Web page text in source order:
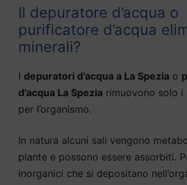
Il depuratore d’acqua o
purificatore d’acqua
minerali?
I depuratori d’acqua a La Spezia o
d’acqua La Spezia rimuovono solo i
per l’organismo.
In natura alcuni sali vengono
piante e possono essere assorbiti.
inorganici che si depositano